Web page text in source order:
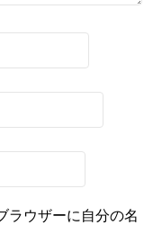
ラウザーに自分の名